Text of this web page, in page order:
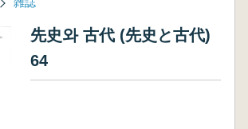
先史와 古代 (先史と古代)
64